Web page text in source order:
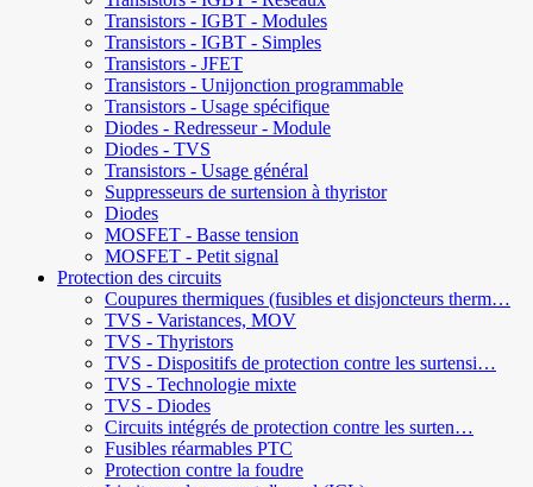
Transistors - IGBT - Modules
Transistors - IGBT - Simples
Transistors - JFET
Transistors - Unijonction programmable
Transistors - Usage spécifique
Diodes - Redresseur - Module
Diodes - TVS
Transistors - Usage général
Suppresseurs de surtension à thyristor
Diodes
MOSFET - Basse tension
MOSFET - Petit signal
Protection des circuits
Coupures thermiques (fusibles et disjoncteurs therm…
TVS - Varistances, MOV
TVS - Thyristors
TVS - Dispositifs de protection contre les surtensi…
TVS - Technologie mixte
TVS - Diodes
Circuits intégrés de protection contre les surten…
Fusibles réarmables PTC
Protection contre la foudre